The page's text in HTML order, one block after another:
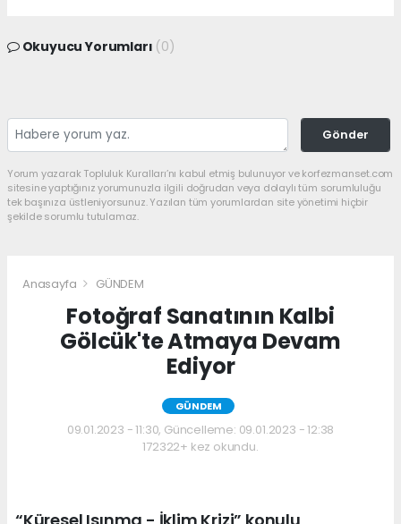
Okuyucu Yorumları (0)
Gönder
Yorum yazarak Topluluk Kuralları’nı kabul etmiş bulunuyor ve korfezmanset.com
sitesine yaptığınız yorumunuzla ilgili doğrudan veya dolaylı tüm sorumluluğu
tek başınıza üstleniyorsunuz. Yazılan tüm yorumlardan site yönetimi hiçbir
şekilde sorumlu tutulamaz.
Anasayfa GÜNDEM
Fotoğraf Sanatının Kalbi
Gölcük'te Atmaya Devam
Ediyor
GÜNDEM
09.01.2023 - 11:30, Güncelleme: 09.01.2023 - 12:38
172322+ kez okundu.